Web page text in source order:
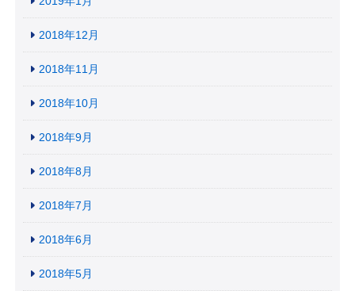
2018年12月
2018年11月
2018年10月
2018年9月
2018年8月
2018年7月
2018年6月
2018年5月